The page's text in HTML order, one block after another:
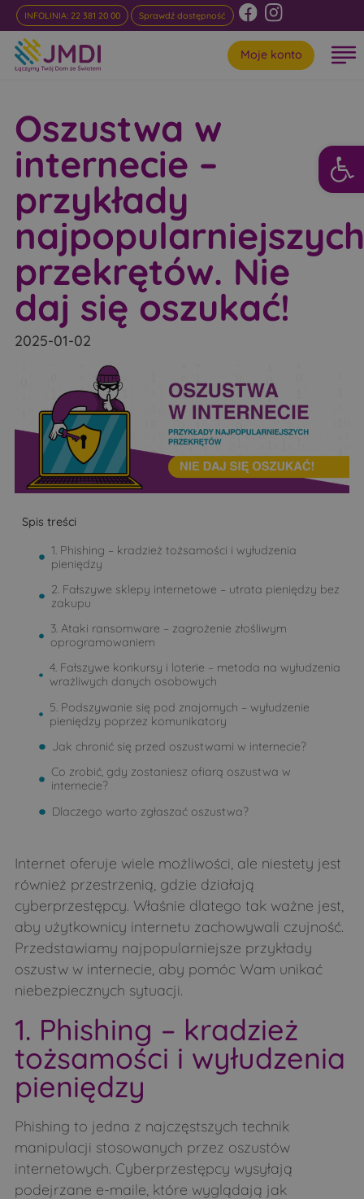
INFOLINIA: 22 381 20 00 Sprawdź dostępność
Moje konto
Oszustwa w
internecie –
przykłady
najpopularniejszych
przekrętów. Nie
daj się oszukać!
2025-01-02
Spis treści
1. Phishing – kradzież tożsamości i wyłudzenia
pieniędzy
2. Fałszywe sklepy internetowe – utrata pieniędzy bez
zakupu
3. Ataki ransomware – zagrożenie złośliwym
oprogramowaniem
4. Fałszywe konkursy i loterie – metoda na wyłudzenia
wrażliwych danych osobowych
5. Podszywanie się pod znajomych – wyłudzenie
pieniędzy poprzez komunikatory
Jak chronić się przed oszustwami w internecie?
Co zrobić, gdy zostaniesz ofiarą oszustwa w
internecie?
Dlaczego warto zgłaszać oszustwa?
Internet oferuje wiele możliwości, ale niestety jest
również przestrzenią, gdzie działają
cyberprzestępcy. Właśnie dlatego tak ważne jest,
aby użytkownicy internetu zachowywali czujność.
Przedstawiamy najpopularniejsze przykłady
oszustw w internecie, aby pomóc Wam unikać
niebezpiecznych sytuacji.
1. Phishing – kradzież
tożsamości i wyłudzenia
pieniędzy
Phishing to jedna z najczęstszych technik
manipulacji stosowanych przez oszustów
internetowych. Cyberprzestępcy wysyłają
podejrzane e-maile, które wyglądają jak